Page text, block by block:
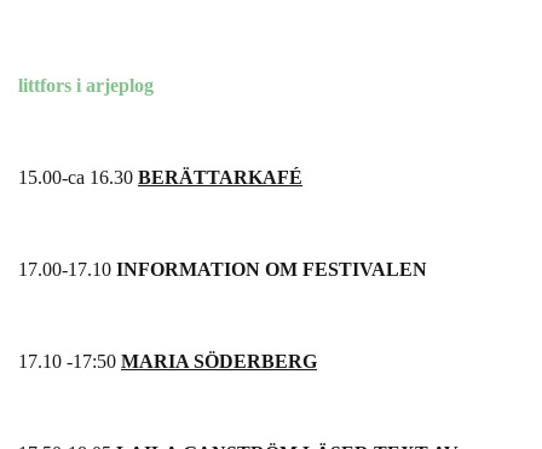
littfors i arjeplog
15.00-ca 16.30 BERÄTTARKAFÉ
17.00-17.10 INFORMATION OM FESTIVALEN
17.10 -17:50 MARIA SÖDERBERG